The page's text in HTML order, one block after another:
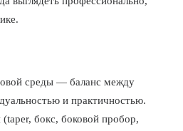
среды — баланс между
и практичностью.
бокс, боковой пробор,